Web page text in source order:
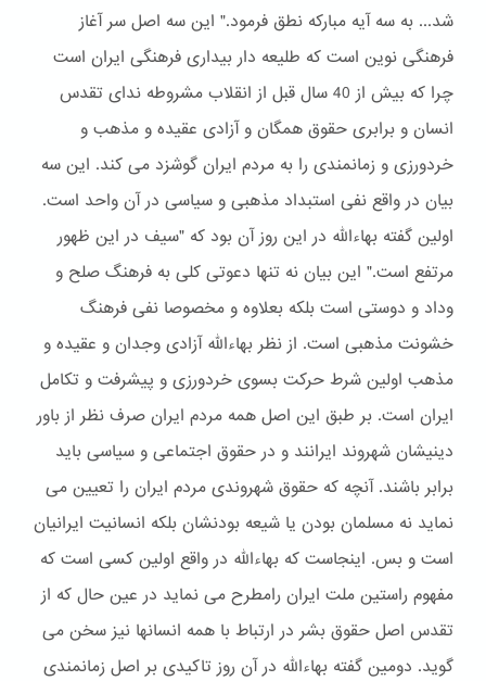
شد... به سه آیه مبارکه نطق فرمود." این سه اصل سر آغاز
فرهنگی نوین است که طلیعه دار بیداری فرهنگی ایران است
چرا که بیش از 40 سال قبل از انقلاب مشروطه ندای تقدس
انسان و برابری حقوق همگان و آزادی عقیده و مذهب و
خردورزی و زمانمندی را به مردم ایران گوشزد می کند. این سه
بیان در واقع نفی استبداد مذهبی و سیاسی در آن واحد است.
اولین گفته بهاءالله در این روز آن بود که "سیف در این ظهور
مرتفع است." این بیان نه تنها دعوتی کلی به فرهنگ صلح و
وداد و دوستی است بلکه بعلاوه و مخصوصا نفی فرهنگ
خشونت مذهبی است. از نظر بهاءالله آزادی وجدان و عقیده و
مذهب اولین شرط حرکت بسوی خردورزی و پیشرفت و تکامل
ایران است. بر طبق این اصل همه مردم ایران صرف نظر از باور
دینیشان شهروند ایرانند و در حقوق اجتماعی و سیاسی باید
برابر باشند. آنچه که حقوق شهروندی مردم ایران را تعیین می
نماید نه مسلمان بودن یا شیعه بودنشان بلکه انسانیت ایرانیان
است و بس. اینجاست که بهاءالله در واقع اولین کسی است که
مفهوم راستین ملت ایران رامطرح می نماید در عین حال که از
تقدس اصل حقوق بشر در ارتباط با همه انسانها نیز سخن می
گوید. دومین گفته بهاءالله در آن روز تاکیدی بر اصل زمانمندی